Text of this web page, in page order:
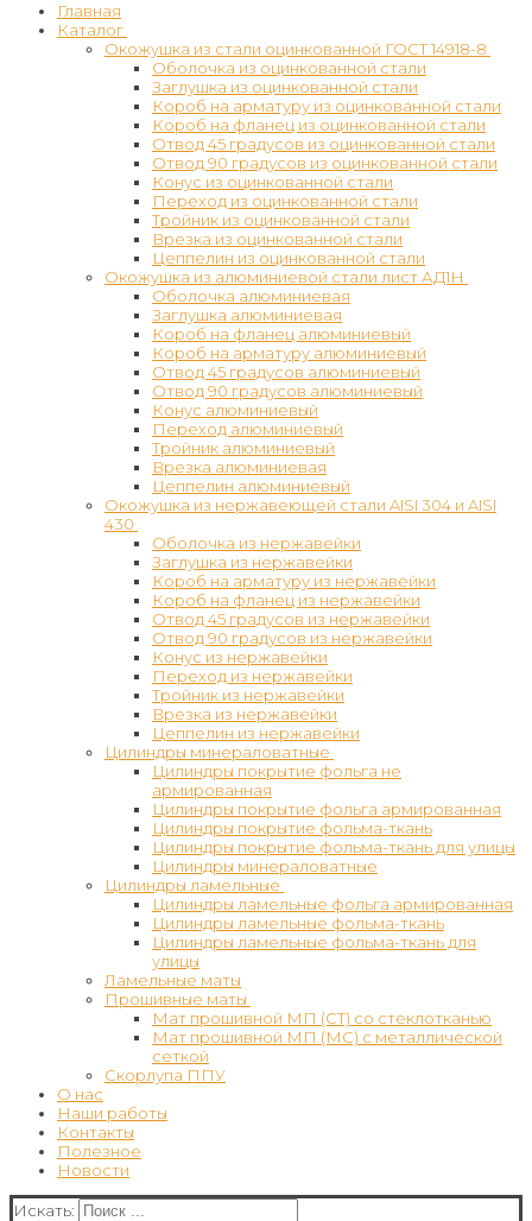
Главная
Каталог
Окожушка из стали оцинкованной ГОСТ 14918-8
Оболочка из оцинкованной стали
Заглушка из оцинкованной стали
Короб на арматуру из оцинкованной стали
Короб на фланец из оцинкованной стали
Отвод 45 градусов из оцинкованной стали
Отвод 90 градусов из оцинкованной стали
Конус из оцинкованной стали
Переход из оцинкованной стали
Тройник из оцинкованной стали
Врезка из оцинкованной стали
Цеппелин из оцинкованной стали
Окожушка из алюминиевой стали лист АД1Н
Оболочка алюминиевая
Заглушка алюминиевая
Короб на фланец алюминиевый
Короб на арматуру алюминиевый
Отвод 45 градусов алюминиевый
Отвод 90 градусов алюминиевый
Конус алюминиевый
Переход алюминиевый
Тройник алюминиевый
Врезка алюминиевая
Цеппелин алюминиевый
Окожушка из нержавеющей стали AISI 304 и AISI
430
Оболочка из нержавейки
Заглушка из нержавейки
Короб на арматуру из нержавейки
Короб на фланец из нержавейки
Отвод 45 градусов из нержавейки
Отвод 90 градусов из нержавейки
Конус из нержавейки
Переход из нержавейки
Тройник из нержавейки
Врезка из нержавейки
Цеппелин из нержавейки
Цилиндры минераловатные
Цилиндры покрытие фольга не
армированная
Цилиндры покрытие фольга армированная
Цилиндры покрытие фольма-ткань
Цилиндры покрытие фольма-ткань для улицы
Цилиндры минераловатные
Цилиндры ламельные
Цилиндры ламельные фольга армированная
Цилиндры ламельные фольма-ткань
Цилиндры ламельные фольма-ткань для
улицы
Ламельные маты
Прошивные маты
Мат прошивной МП (СТ) со стеклотканью
Мат прошивной МП (МС) с металлической
сеткой
Скорлупа ППУ
О нас
Наши работы
Контакты
Полезное
Новости
Искать: